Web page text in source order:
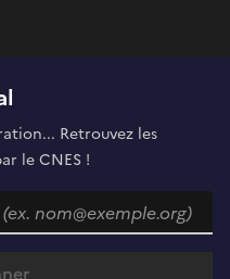
Retrouvez les
le CNES !